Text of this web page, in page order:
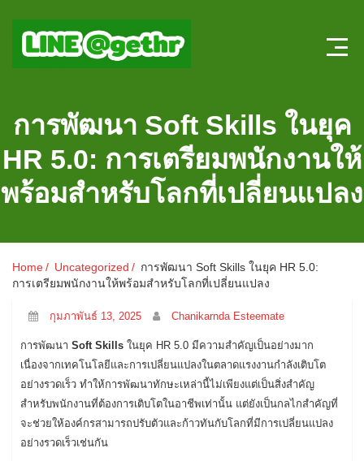
ลงตำแหน่งใหม่
ระบบประเมินผลออนไลน์
การพัฒนา Soft Skills ในยุค
HR 5.0: การเตรียมพนักงานให้
พร้อมสำหรับโลกที่เปลี่ยนแปลง
Home Uncategorized
การพัฒนา Soft Skills ในยุค HR 5.0:
การเตรียมพนักงานให้พร้อมสำหรับโลกที่เปลี่ยนแปลง
กุมภาพันธ์ 13, 2025 Chanikarnda Esteemate
การพัฒนา Soft Skills ในยุค HR 5.0 มีความสำคัญเป็นอย่างมาก
เนื่องจากเทคโนโลยีและการเปลี่ยนแปลงในตลาดแรงงานกำลังเติบโต
อย่างรวดเร็ว ทำให้การพัฒนาทักษะเหล่านี้ไม่เพียงแต่เป็นสิ่งสำคัญ
สำหรับพนักงานที่ต้องการเติบโตในอาชีพเท่านั้น แต่ยังเป็นกลไกสำคัญที่
จะช่วยให้องค์กรสามารถปรับตัวและก้าวทันกับโลกที่มีการเปลี่ยนแปลง
อย่างรวดเร็วเช่นกัน